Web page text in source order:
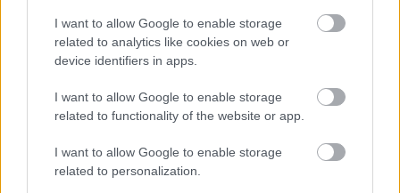
I want to allow Google to enable storage
related to analytics like cookies on web or
device identifiers in apps.
I want to allow Google to enable storage
related to functionality of the website or app.
I want to allow Google to enable storage
related to personalization.
„Magyarország kormánya továbbra is minden
szükséges döntést meg fog hozni annak
érdekében, hogy a BMW majd úgy emlékezzen a